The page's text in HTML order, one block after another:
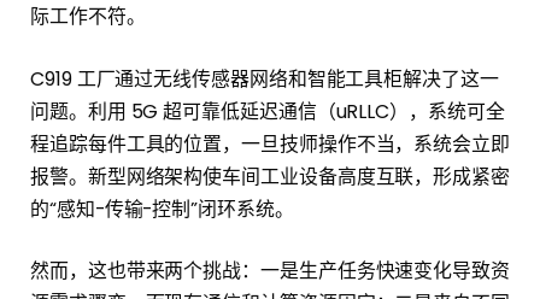
际工作不符。
C919 工厂通过无线传感器网络和智能工具柜解决了这一
问题。利用 5G 超可靠低延迟通信（uRLLC），系统可全
程追踪每件工具的位置，一旦技师操作不当，系统会立即
报警。新型网络架构使车间工业设备高度互联，形成紧密
的“感知-传输-控制”闭环系统。
然而，这也带来两个挑战：一是生产任务快速变化导致资